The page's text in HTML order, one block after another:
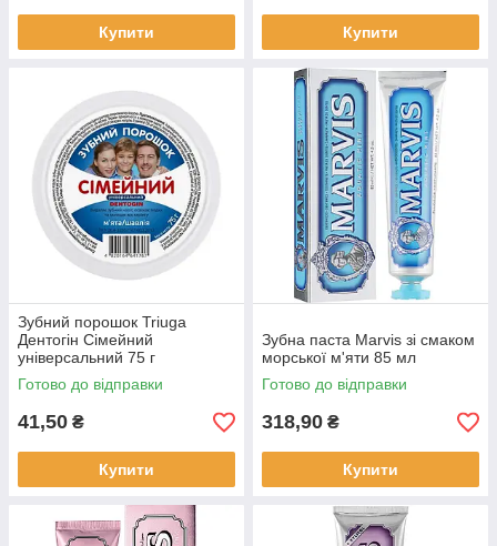
Купити Купити
Зубний порошок Triuga
Дентогін Сімейний
універсальний 75 г
Готово до відправки
41,50 ₴
Купити
Зубна паста Marvis зі смаком
морської м'яти 85 мл
Готово до відправки
318,90 ₴
Купити